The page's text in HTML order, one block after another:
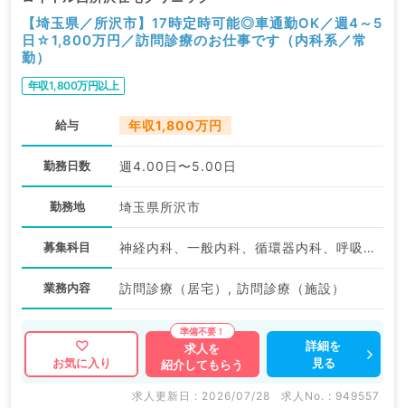
【埼玉県／所沢市】17時定時可能◎車通勤OK／週4～5
日☆1,800万円／訪問診療のお仕事です（内科系／常
勤）
年収1,800万円以上
給与 年収1,800万円
勤務日数 週4.00日〜5.00日
勤務地 埼玉県所沢市
募集科目 神経内科、一般内科、循環器内科、呼吸器内科、消化器内科、内分泌・代謝内科、腎臓内科、老年内科、血液内科、膠原病科
業務内容 訪問診療（居宅）, 訪問診療（施設）
お気に入り
求人を
紹介してもらう
詳細を
見る
求人更新日 : 2026/07/28 求人No. : 949557